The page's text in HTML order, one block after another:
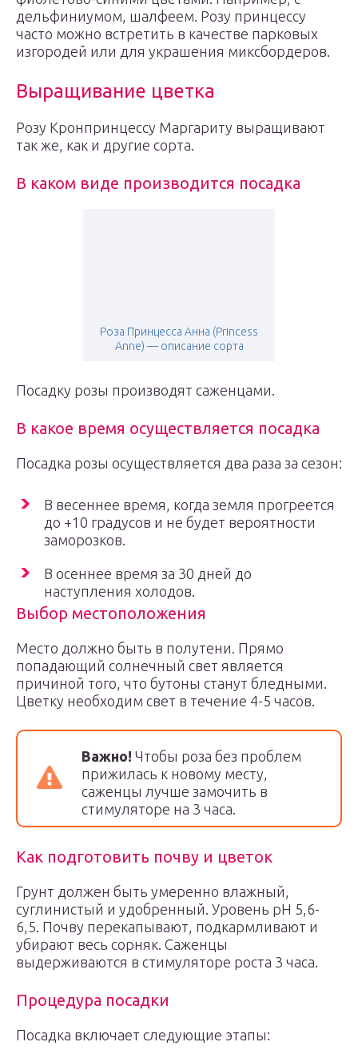
дельфиниумом, шалфеем. Розу принцессу
часто можно встретить в качестве парковых
изгородей или для украшения миксбордеров.
Выращивание цветка
Розу Кронпринцессу Маргариту выращивают
так же, как и другие сорта.
В каком виде производится посадка
Роза Принцесса Анна (Princess
Anne) — описание сорта
Посадку розы производят саженцами.
В какое время осуществляется посадка
Посадка розы осуществляется два раза за сезон:
В весеннее время, когда земля прогреется
до +10 градусов и не будет вероятности
заморозков.
В осеннее время за 30 дней до
наступления холодов.
Выбор местоположения
Место должно быть в полутени. Прямо
попадающий солнечный свет является
причиной того, что бутоны станут бледными.
Цветку необходим свет в течение 4-5 часов.
Важно! Чтобы роза без проблем
прижилась к новому месту,
саженцы лучше замочить в
стимуляторе на 3 часа.
Как подготовить почву и цветок
Грунт должен быть умеренно влажный,
суглинистый и удобренный. Уровень pH 5,6-
6,5. Почву перекапывают, подкармливают и
убирают весь сорняк. Саженцы
выдерживаются в стимуляторе роста 3 часа.
Процедура посадки
Посадка включает следующие этапы: